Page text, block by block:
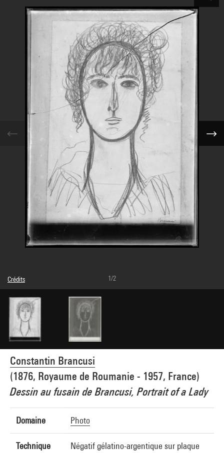
Constantin Brancusi
(1876, Royaume de Roumanie - 1957, France)
Dessin au fusain de Brancusi, Portrait of a Lady
Domaine Photo
Technique
Négatif gélatino-argentique sur plaque
Crédits
© Succession Brancusi - All rights reserved (Adagp)
Crédit photographique : Centre Pompidou, MNAM-CCI/Dist. GrandPalaisRmn
Réf. image : 4H12132
1/2